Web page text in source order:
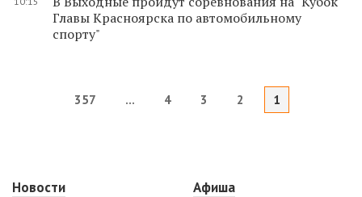
Главы Красноярска по автомобильному
спорту"
357 ... 4 3 2 1
Новости
Афиша